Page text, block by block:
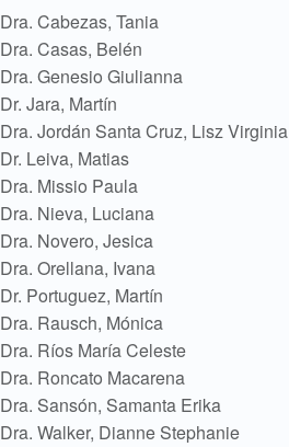
Dra. Cabezas, Tania
Dra. Casas, Belén
Dra. Genesio Giulianna
Dr. Jara, Martín
Dra. Jordán Santa Cruz, Lisz Virginia
Dr. Leiva, Matias
Dra. Missio Paula
Dra. Nieva, Luciana
Dra. Novero, Jesica
Dra. Orellana, Ivana
Dr. Portuguez, Martín
Dra. Rausch, Mónica
Dra. Ríos María Celeste
Dra. Roncato Macarena
Dra. Sansón, Samanta Erika
Dra. Walker, Dianne Stephanie